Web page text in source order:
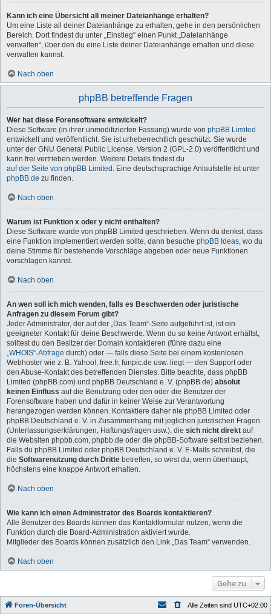
Kann ich eine Übersicht all meiner Dateianhänge erhalten?
Um eine Liste all deiner Dateianhänge zu erhalten, gehe in den persönlichen
Bereich. Dort findest du unter „Einstieg“ einen Punkt „Dateianhänge
verwalten“, über den du eine Liste deiner Dateianhänge erhalten und diese
verwalten kannst.
Nach oben
phpBB betreffende Fragen
Wer hat diese Forensoftware entwickelt?
Diese Software (in ihrer unmodifizierten Fassung) wurde von phpBB Limited
entwickelt und veröffentlicht. Sie ist urheberrechtlich geschützt. Sie wurde
unter der GNU General Public License, Version 2 (GPL-2.0) veröffentlicht und
kann frei vertrieben werden. Weitere Details findest du
auf der Seite von phpBB Limited . Eine deutschsprachige Anlaufstelle ist unter
phpBB.de zu finden.
Nach oben
Warum ist Funktion x oder y nicht enthalten?
Diese Software wurde von phpBB Limited geschrieben. Wenn du denkst, dass
eine Funktion implementiert werden sollte, dann besuche phpBB Ideas, wo du
deine Stimme für bestehende Vorschläge abgeben oder neue Funktionen
vorschlagen kannst.
Nach oben
An wen soll ich mich wenden, falls es Beschwerden oder juristische
Anfragen zu diesem Forum gibt?
Jeder Administrator, der auf der „Das Team“-Seite aufgeführt ist, ist ein
geeigneter Kontakt für deine Beschwerde. Wenn du so keine Antwort erhältst,
solltest du den Besitzer der Domain kontaktieren (führe dazu eine
„WHOIS“-Abfrage durch) oder — falls diese Seite bei einem kostenlosen
Webhoster wie z. B. Yahoo!, free.fr, funpic.de usw. liegt — den Support oder
den Abuse-Kontakt des betreffenden Dienstes. Bitte beachte, dass phpBB
Limited (phpBB.com) und phpBB Deutschland e. V. (phpBB.de) absolut
keinen Einfluss auf die Benutzung oder den oder die Benutzer der
Forensoftware haben und dafür in keiner Weise zur Verantwortung
herangezogen werden können. Kontaktiere daher nie phpBB Limited oder
phpBB Deutschland e. V. in Zusammenhang mit jeglichen juristischen Fragen
(Unterlassungserklärungen, Haftungsfragen usw.), die sich nicht direkt auf
die Websiten phpbb.com, phpbb.de oder die phpBB-Software selbst beziehen.
Falls du phpBB Limited oder phpBB Deutschland e. V. E-Mails schreibst, die
die Softwarenutzung durch Dritte betreffen, so wirst du, wenn überhaupt,
höchstens eine knappe Antwort erhalten.
Nach oben
Wie kann ich einen Administrator des Boards kontaktieren?
Alle Benutzer des Boards können das Kontaktformular nutzen, wenn die
Funktion durch die Board-Administration aktiviert wurde.
Mitglieder des Boards können zusätzlich den Link „Das Team“ verwenden.
Nach oben
Gehe zu
Foren-Übersicht Alle Zeiten sind UTC+02:00